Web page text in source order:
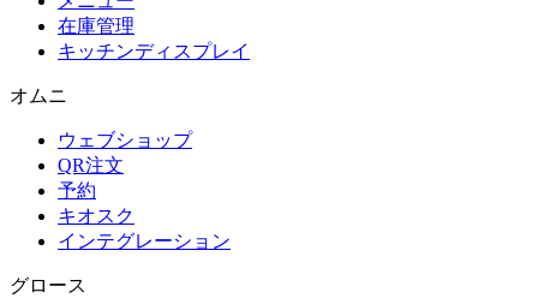
在庫管理
キッチンディスプレイ
オムニ
ウェブショップ
QR注文
予約
キオスク
インテグレーション
グロース